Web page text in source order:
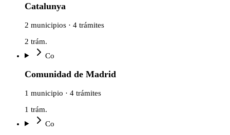
Catalunya
2 municipios · 4 trámites
2 trám.
Co
Comunidad de Madrid
1 municipio · 4 trámites
1 trám.
Co